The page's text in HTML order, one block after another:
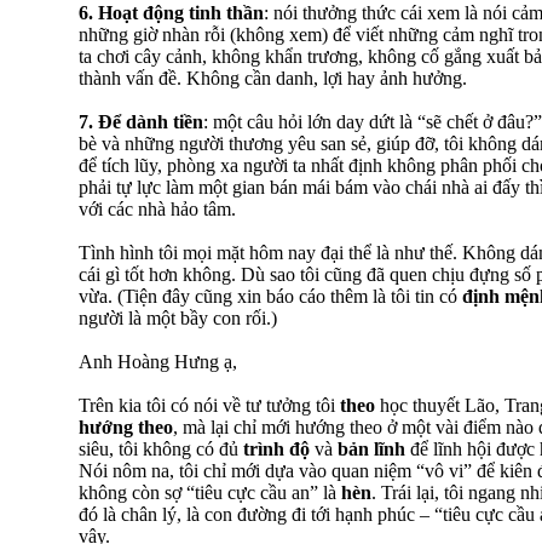
6. Hoạt động tinh thần: nói thưởng thức cái xem là nói
những giờ nhàn rỗi (không xem) để viết những cảm nghĩ
ta chơi cây cảnh, không khẩn trương, không cố gắng xuất
thành vấn đề. Không cần danh, lợi hay ảnh hưởng.
7. Để dành tiền: một câu hỏi lớn day dứt là “sẽ chết ở
bè và những người thương yêu san sẻ, giúp đỡ, tôi không
để tích lũy, phòng xa người ta nhất định không phân phối
phải tự lực làm một gian bán mái bám vào chái nhà ai đấy
với các nhà hảo tâm.
Tình hình tôi mọi mặt hôm nay đại thể là như thế. Không
cái gì tốt hơn không. Dù sao tôi cũng đã quen chịu đựng số
vừa. (Tiện đây cũng xin báo cáo thêm là tôi tin có định
người là một bầy con rối.)
Anh Hoàng Hưng ạ,
Trên kia tôi có nói về tư tưởng tôi theo học thuyết Lão,
hướng theo, mà lại chỉ mới hướng theo ở một vài điểm
siêu, tôi không có đủ trình độ và bản lĩnh để lĩnh hội được
Nói nôm na, tôi chỉ mới dựa vào quan niệm “vô vi” để kiên
không còn sợ “tiêu cực cầu an” là hèn. Trái lại, tôi ngang
đó là chân lý, là con đường đi tới hạnh phúc – “tiêu cực
vậy.